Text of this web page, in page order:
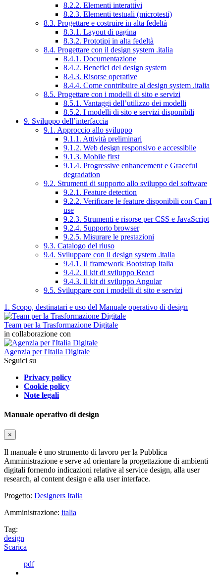
8.2.2. Elementi interattivi
8.2.3. Elementi testuali (microtesti)
8.3. Progettare e costruire in alta fedeltà
8.3.1. Layout di pagina
8.3.2. Prototipi in alta fedeltà
8.4. Progettare con il design system .italia
8.4.1. Documentazione
8.4.2. Benefici del design system
8.4.3. Risorse operative
8.4.4. Come contribuire al design system .italia
8.5. Progettare con i modelli di sito e servizi
8.5.1. Vantaggi dell’utilizzo dei modelli
8.5.2. I modelli di sito e servizi disponibili
9. Sviluppo dell’interfaccia
9.1. Approccio allo sviluppo
9.1.1. Attività preliminari
9.1.2. Web design responsivo e accessibile
9.1.3. Mobile first
9.1.4. Progressive enhancement e Graceful
degradation
9.2. Strumenti di supporto allo sviluppo del software
9.2.1. Feature detection
9.2.2. Verificare le feature disponibili con Can I
use
9.2.3. Strumenti e risorse per CSS e JavaScript
9.2.4. Supporto browser
9.2.5. Misurare le prestazioni
9.3. Catalogo del riuso
9.4. Sviluppare con il design system .italia
9.4.1. Il framework Bootstrap Italia
9.4.2. Il kit di sviluppo React
9.4.3. Il kit di sviluppo Angular
9.5. Sviluppare con i modelli di sito e servizi
1. Scopo, destinatari e uso del Manuale operativo di design
Team per la Trasformazione Digitale
in collaborazione con
Agenzia per l'Italia Digitale
Seguici su
Privacy policy
Cookie policy
Note legali
Manuale operativo di design
×
Il manuale è uno strumento di lavoro per la Pubblica
Amministrazione e serve ad orientare la progettazione di ambienti
digitali fornendo indicazioni relative al service design, alla user
research, al content design e alla user interface.
Progetto: Designers Italia
Amministrazione: italia
Tag:
design
Scarica
pdf